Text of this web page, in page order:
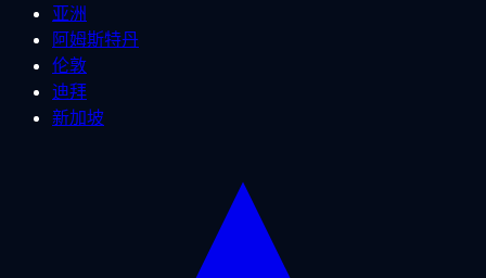
亚洲
阿姆斯特丹
伦敦
迪拜
新加坡